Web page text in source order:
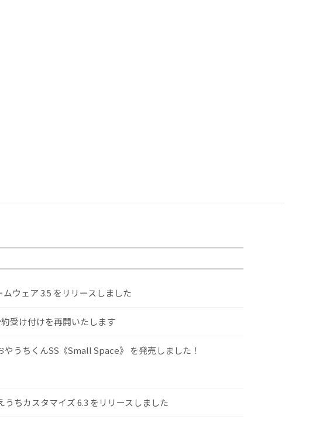
ウェア 3.5 をリリースしました
受け付けを再開いたします
やうちくんSS《Small Space》 を発売しました！
ちカスタマイズ 6.3 をリリースしました